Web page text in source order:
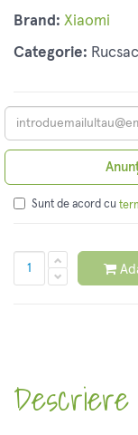
Brand: Xiaomi
Categorie:
Sunt de acord cu
Descriere